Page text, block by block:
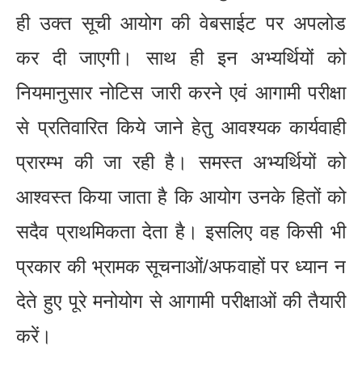
ही उक्त सूची आयोग की वेबसाईट पर अपलोड
कर दी जाएगी। साथ ही इन अभ्यर्थियों को
नियमानुसार नोटिस जारी करने एवं आगामी परीक्षा
से प्रतिवारित किये जाने हेतु आवश्यक कार्यवाही
प्रारम्भ की जा रही है। समस्त अभ्यर्थियों को
आश्वस्त किया जाता है कि आयोग उनके हितों को
सदैव प्राथमिकता देता है। इसलिए वह किसी भी
प्रकार की भ्रामक सूचनाओं/अफवाहों पर ध्यान न
देते हुए पूरे मनोयोग से आगामी परीक्षाओं की तैयारी
करें।